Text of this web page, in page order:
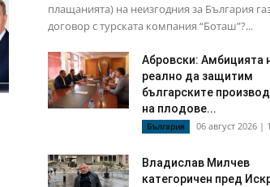
плащанията) на неизгодния за България
договор с турската компания “Боташ”?...
Абровски: Амбицията
реално да защитим
българските
на плодове...
България 06 август 2026 |
Владислав Милчев
категоричен пред